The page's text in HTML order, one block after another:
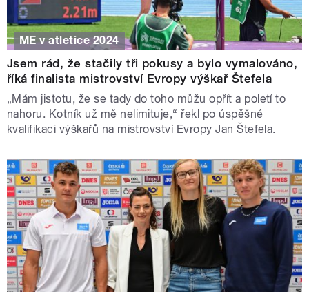
ME v atletice 2024
Jsem rád, že stačily tři pokusy a bylo vymalováno,
říká finalista mistrovství Evropy výškař Štefela
„Mám jistotu, že se tady do toho můžu opřít a poletí to
nahoru. Kotník už mě nelimituje,“ řekl po úspěšné
kvalifikaci výškařů na mistrovství Evropy Jan Štefela.